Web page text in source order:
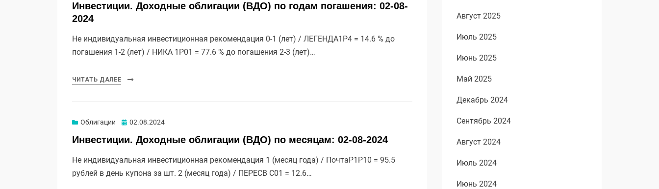
Инвестиции. Доходные облигации (ВДО) по годам погашения: 02-08-
2024
Не индивидуальная инвестиционная рекомендация 0-1 (лет) / ЛЕГЕНДА1P4 = 14.6 % до
погашения 1-2 (лет) / НИКА 1Р01 = 77.6 % до погашения 2-3 (лет)…
ЧИТАТЬ ДАЛЕЕ
Облигации Опубликовано
02.08.2024
Инвестиции. Доходные облигации (ВДО) по месяцам: 02-08-2024
Не индивидуальная инвестиционная рекомендация 1 (месяц года) / ПочтаР1P10 = 95.5
рублей в день купона за шт. 2 (месяц года) / ПЕРЕСВ С01 = 12.6…
Август 2025
Июль 2025
Июнь 2025
Май 2025
Декабрь 2024
Сентябрь 2024
Август 2024
Июль 2024
Июнь 2024